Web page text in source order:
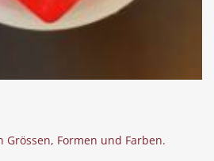
Grössen, Formen und Farben.